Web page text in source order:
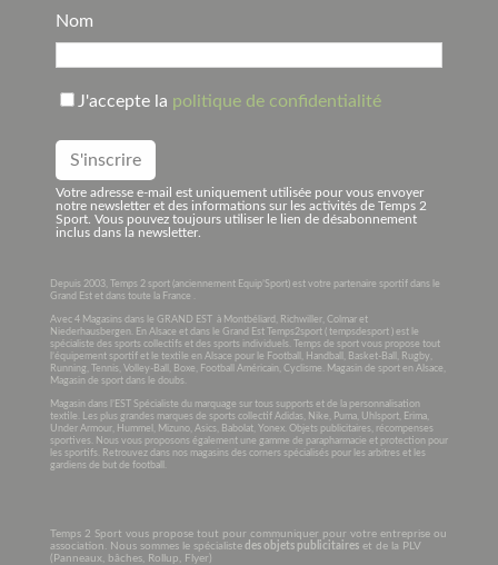
Nom
J'accepte la politique de confidentialité
Votre adresse e-mail est uniquement utilisée pour vous envoyer
notre newsletter et des informations sur les activités de Temps 2
Sport. Vous pouvez toujours utiliser le lien de désabonnement
inclus dans la newsletter.
Depuis 2003, Temps 2 sport (anciennement Equip’Sport) est votre partenaire sportif dans le
Grand Est et dans toute la France .
Avec 4 Magasins dans le GRAND EST à Montbéliard, Richwiller, Colmar et
Niederhausbergen. En Alsace et dans le Grand Est Temps2sport ( tempsdesport ) est le
spécialiste des sports collectifs et des sports individuels. Temps de sport vous propose tout
l’équipement sportif et le textile en Alsace pour le Football, Handball, Basket-Ball, Rugby,
Running, Tennis, Volley-Ball, Boxe, Football Américain, Cyclisme. Magasin de sport en Alsace,
Magasin de sport dans le doubs.
Magasin dans l’EST Spécialiste du marquage sur tous supports et de la personnalisation
textile. Les plus grandes marques de sports collectif Adidas, Nike, Puma, Uhlsport, Erima,
Under Armour, Hummel, Mizuno, Asics, Babolat, Yonex. Objets publicitaires, récompenses
sportives. Nous vous proposons également une gamme de parapharmacie et protection pour
les sportifs. Retrouvez dans nos magasins des corners spécialisés pour les arbitres et les
gardiens de but de football.
Temps 2 Sport vous propose tout pour communiquer pour votre entreprise ou
association. Nous sommes le spécialistedes objets publicitaireset de la PLV
(Panneaux, bâches, Rollup, Flyer)